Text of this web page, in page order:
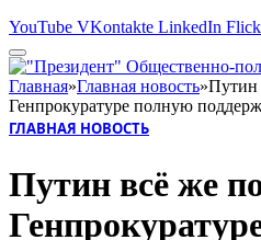
YouTube VKontakte LinkedIn
Главная»Главная новость»Путин
Генпрокуратуре полную
ГЛАВНАЯ НОВОСТЬ
Путин всё же